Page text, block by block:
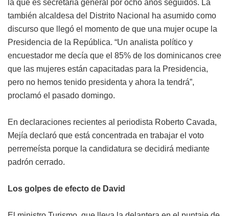
la que es secretaria general por ocho años seguidos. La
también alcaldesa del Distrito Nacional ha asumido como
discurso que llegó el momento de que una mujer ocupe la
Presidencia de la República. “Un analista político y
encuestador me decía que el 85% de los dominicanos cree
que las mujeres están capacitadas para la Presidencia,
pero no hemos tenido presidenta y ahora la tendrá”,
proclamó el pasado domingo.
En declaraciones recientes al periodista Roberto Cavada,
Mejía declaró que está concentrada en trabajar el voto
perremeísta porque la candidatura se decidirá mediante
padrón cerrado.
Los golpes de efecto de David